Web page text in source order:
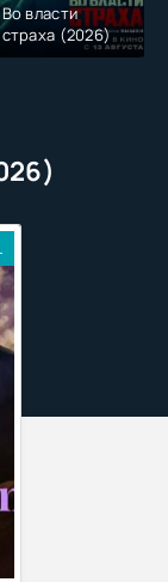
Во власти
страха (2026)